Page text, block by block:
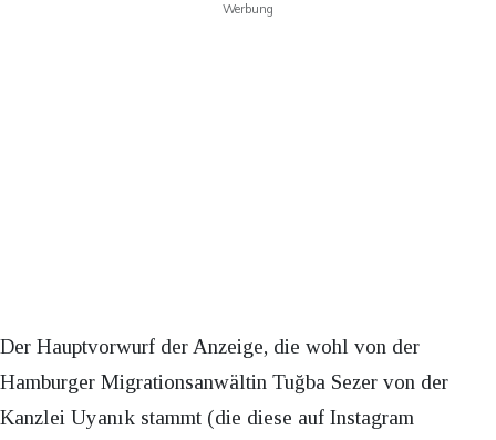
Werbung
Der Hauptvorwurf der Anzeige, die wohl von der
Hamburger Migrationsanwältin Tuğba Sezer von der
Kanzlei Uyanık stammt (die diese auf Instagram